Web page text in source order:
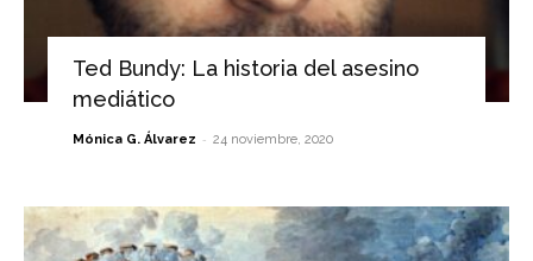
Ted Bundy: La historia del asesino
mediático
Mónica G. Álvarez - 24 noviembre, 2020